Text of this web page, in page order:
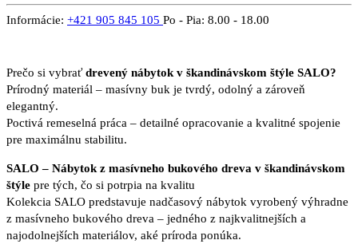
Informácie: +421 905 845 105 Po - Pia: 8.00 - 18.00
Prečo si vybrať drevený nábytok v škandinávskom štýle SALO?
Prírodný materiál – masívny buk je tvrdý, odolný a zároveň
elegantný.
Poctivá remeselná práca – detailné opracovanie a kvalitné spojenie
pre maximálnu stabilitu.
SALO – Nábytok z masívneho bukového dreva v škandinávskom
štýle pre tých, čo si potrpia na kvalitu
Kolekcia SALO predstavuje nadčasový nábytok vyrobený výhradne
z masívneho bukového dreva – jedného z najkvalitnejších a
najodolnejších materiálov, aké príroda ponúka.